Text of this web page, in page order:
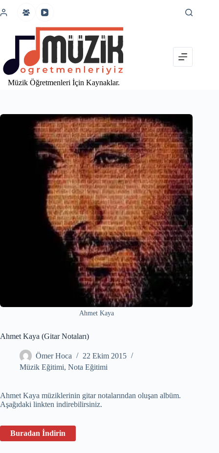
atla
Müzik Öğretmenleri İçin Kaynaklar.
Ahmet Kaya
Ahmet Kaya (Gitar Notaları)
Ömer Hoca
22 Ekim 2015
Müzik Eğitimi, Nota Eğitimi
Ahmet Kaya müziklerinin gitar notalarından oluşan albüm.
Aşağıdaki linkten indirebilirsiniz.
Buradan İndirin